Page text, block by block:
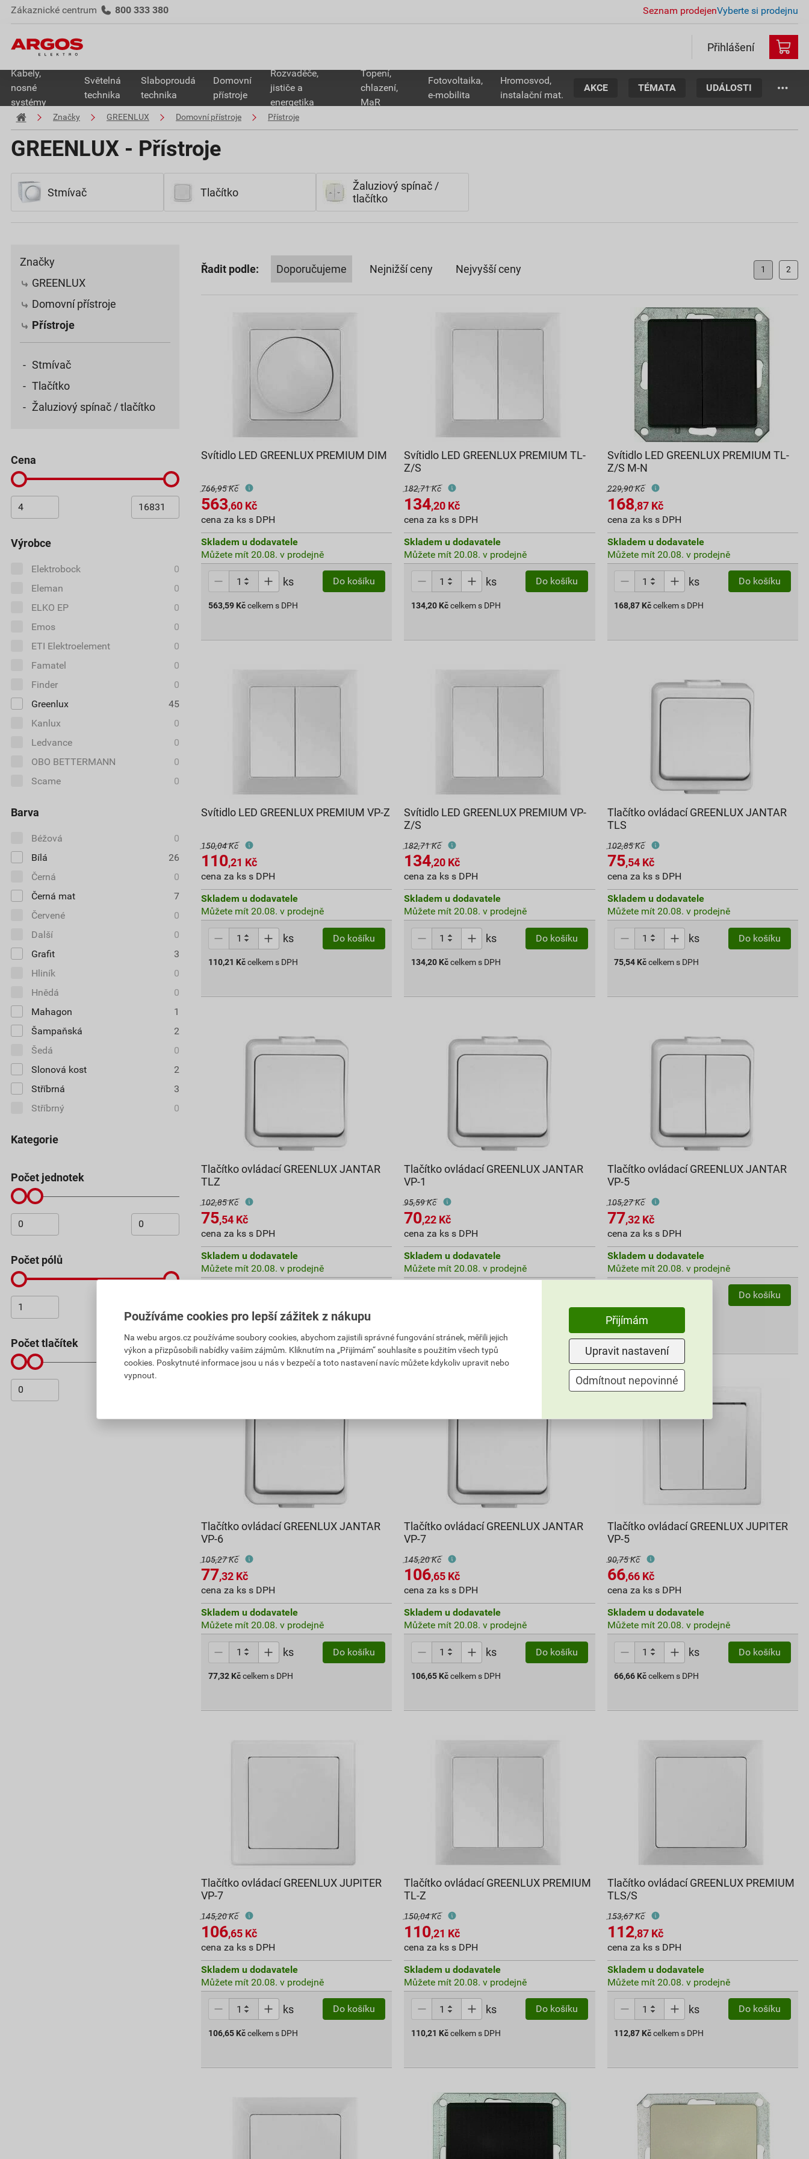
Zákaznické centrum 800 333 380 Seznam prodejenVyberte si prodejnu
Přihlášení
Kabely,
nosné
systémy
Světelná
technika
Slaboproudá
technika
Domovní
přístroje
Rozvaděče,
jističe a
energetika
Topení,
chlazení,
MaR
Fotovoltaika,
e-mobilita
Hromosvod,
instalační mat.
AKCE TÉMATA UDÁLOSTI
Značky GREENLUX Domovní přístroje Přístroje
GREENLUX - Přístroje
Stmívač Tlačítko
Žaluziový spínač /
tlačítko
Značky
GREENLUX
Domovní přístroje
Přístroje
Stmívač
Tlačítko
Žaluziový spínač / tlačítko
Výrobce
Elektrobock
0
Eleman
0
ELKO EP
0
Emos
0
ETI Elektroelement
0
Famatel
0
Finder
0
Greenlux
45
Kanlux
0
Ledvance
0
OBO BETTERMANN
0
Scame
0
Barva
Béžová
0
Bílá
26
Černá
0
Černá mat
7
Červené
0
Další
0
Grafit
3
Hliník
0
Hnědá
0
Mahagon
1
Šampaňská
2
Šedá
0
Slonová kost
2
Stříbrná
3
Stříbrný
0
Kategorie
Počet jednotek
Počet pólů
Počet tlačítek
cena
Řadit podle: Doporučujeme Nejnižší ceny Nejvyšší ceny 1 2
Svítidlo LED GREENLUX PREMIUM DIM
766,95 Kč
563,60 Kč
cena za ks s DPH
Skladem u dodavatele
Můžete mít 20.08. v prodejně
ks Do košíku
563,59 Kč celkem s DPH
Svítidlo LED GREENLUX PREMIUM TL-
Z/S
182,71 Kč
134,20 Kč
cena za ks s DPH
Skladem u dodavatele
Můžete mít 20.08. v prodejně
ks Do košíku
134,20 Kčcelkem s DPH
Svítidlo LED GREENLUX PREMIUM TL-
Z/S M-N
229,90 Kč
168,87Kč
cena za ks s DPH
Skladem u dodavatele
Můžete mít 20.08. v prodejně
ks Do košíku
168,87 Kč celkem s DPH
Svítidlo LED GREENLUX PREMIUM VP-Z
150,04 Kč
110,21 Kč
cena za ks s DPH
Skladem u dodavatele
Můžete mít 20.08. v prodejně
ks Do košíku
110,21 Kč celkem s DPH
Svítidlo LED GREENLUX PREMIUM VP-
Z/S
182,71 Kč
134,20 Kč
cena za ks s DPH
Skladem u dodavatele
Můžete mít 20.08. v prodejně
ks Do košíku
134,20 Kčcelkem s DPH
Tlačítko ovládací GREENLUX JANTAR
TLS
102,85 Kč
75,54Kč
cena za ks s DPH
Skladem u dodavatele
Můžete mít 20.08. v prodejně
ks Do košíku
75,54 Kč celkem s DPH
Tlačítko ovládací GREENLUX JANTAR
TLZ
102,85 Kč
75,54 Kč
cena za ks s DPH
Skladem u dodavatele
Můžete mít 20.08. v prodejně
75,54 Kčcelkem s DPH
Tlačítko ovládací GREENLUX JANTAR
VP-1
95,59 Kč
70,22 Kč
cena za ks s DPH
Skladem u dodavatele
Můžete mít 20.08. v prodejně
Tlačítko ovládací GREENLUX JANTAR
VP-5
105,27 Kč
77,32Kč
cena za ks s DPH
Skladem u dodavatele
Můžete mít 20.08. v prodejně
Do košíku
77,32Kč
Tlačítko ovládací GREENLUX JANTAR
VP-6
105,27 Kč
77,32 Kč
cena za ks s DPH
Skladem u dodavatele
Můžete mít 20.08. v prodejně
ks Do košíku
77,32 Kč celkem s DPH
Tlačítko ovládací GREENLUX JANTAR
VP-7
145,20 Kč
106,65 Kč
cena za ks s DPH
Skladem u dodavatele
Můžete mít 20.08. v prodejně
ks Do košíku
106,65 Kčcelkem s DPH
Tlačítko ovládací GREENLUX JUPITER
VP-5
90,75 Kč
66,66Kč
cena za ks s DPH
Skladem u dodavatele
Můžete mít 20.08. v prodejně
ks Do košíku
66,66 Kč celkem s DPH
Tlačítko ovládací GREENLUX JUPITER
VP-7
145,20 Kč
106,65 Kč
cena za ks s DPH
Skladem u dodavatele
Můžete mít 20.08. v prodejně
ks Do košíku
106,65 Kč celkem s DPH
Tlačítko ovládací GREENLUX PREMIUM
TL-Z
150,04 Kč
110,21 Kč
cena za ks s DPH
Skladem u dodavatele
Můžete mít 20.08. v prodejně
ks Do košíku
110,21 Kčcelkem s DPH
Tlačítko ovládací GREENLUX PREMIUM
TLS/S
153,67 Kč
112,87Kč
cena za ks s DPH
Skladem u dodavatele
Můžete mít 20.08. v prodejně
ks Do košíku
112,87 Kč celkem s DPH
Používáme cookies pro lepší zážitek z nákupu
Na webu argos.cz používáme soubory cookies, abychom zajistili správné fungování stránek, měřili jejich
výkon a přizpůsobili nabídky vašim zájmům. Kliknutím na „Přijímám“ souhlasíte s použitím všech typů
cookies. Poskytnuté informace jsou u nás v bezpečí a toto nastavení navíc můžete kdykoliv upravit nebo
vypnout.
Přijímám
Upravit nastavení
Odmítnout nepovinné